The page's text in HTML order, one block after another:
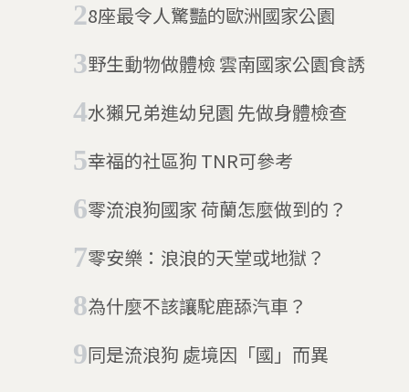
8座最令人驚豔的歐洲國家公園
野生動物做體檢 雲南國家公園食誘
水獺兄弟進幼兒園 先做身體檢查
幸福的社區狗 TNR可參考
零流浪狗國家 荷蘭怎麼做到的？
零安樂：浪浪的天堂或地獄？
為什麼不該讓駝鹿舔汽車？
同是流浪狗 處境因「國」而異